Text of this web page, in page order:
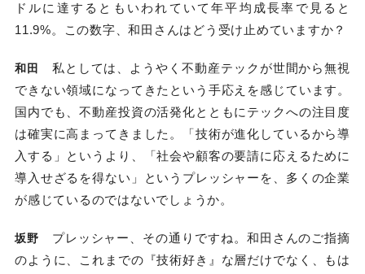
ドルに達するともいわれていて年平均成長率で見ると
11.9%。この数字、和田さんはどう受け止めていますか？
和田
私としては、ようやく不動産テックが世間から無視
できない領域になってきたという手応えを感じています。
国内でも、不動産投資の活発化とともにテックへの注目度
は確実に高まってきました。「技術が進化しているから導
入する」というより、「社会や顧客の要請に応えるために
導入せざるを得ない」というプレッシャーを、多くの企業
が感じているのではないでしょうか。
坂野 プレッシャー、その通りですね。和田さんのご指摘
のように、これまでの『技術好き』な層だけでなく、もは